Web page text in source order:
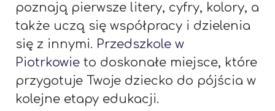
poznają pierwsze litery, cyfry, kolory, a
także uczą się współpracy i dzielenia
się z innymi. Przedszkole w
Piotrkowie to doskonałe miejsce, które
przygotuje Twoje dziecko do pójścia w
kolejne etapy edukacji.